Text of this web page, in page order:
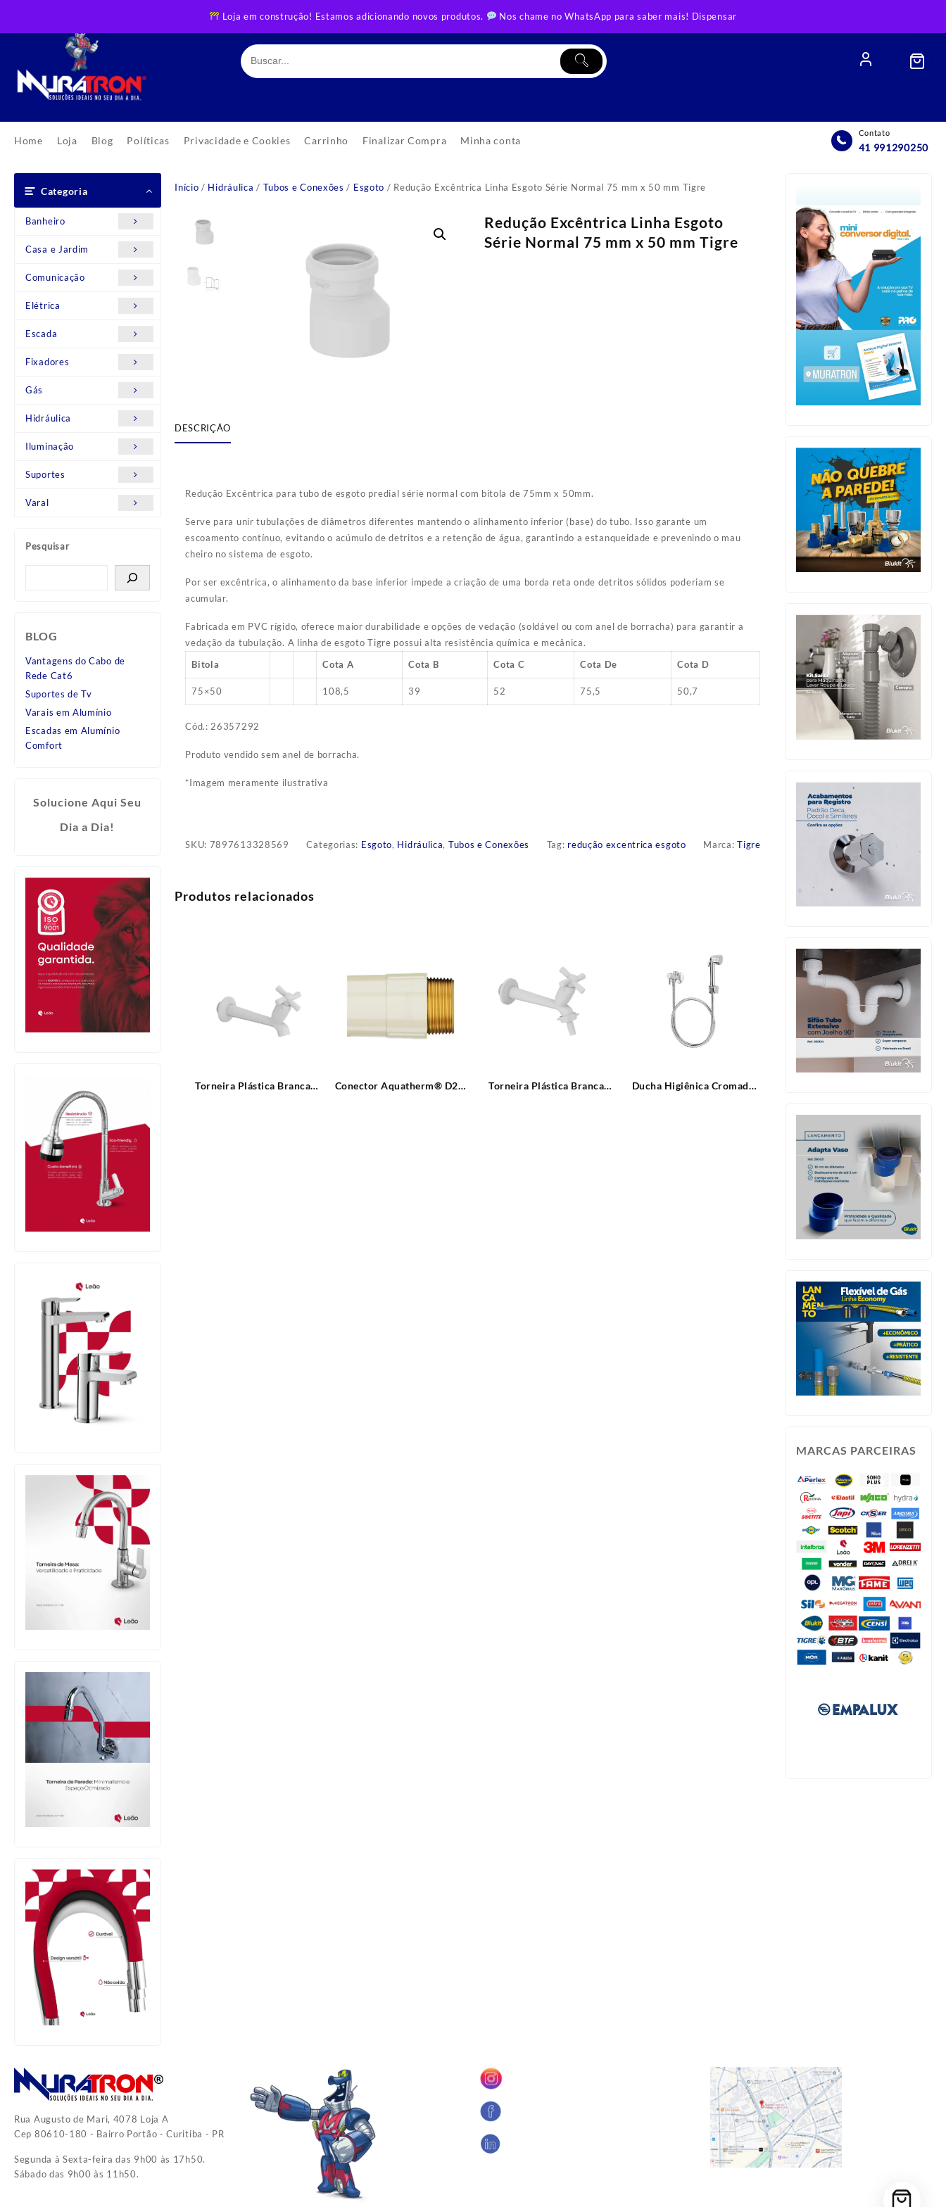
Loja em construção! Estamos adicionando novos produtos. Nos chame no WhatsApp para saber mais! Dispensar
content
Home Loja Blog Políticas Privacidade e Cookies Carrinho Finalizar Compra Minha conta
Contato
41 991290250
Categoria
Banheiro
Casa e Jardim
Comunicação
Elétrica
Escada
Fixadores
Gás
Hidráulica
Iluminação
Suportes
Varal
Pesquisar
BLOG
Vantagens do Cabo de
Rede Cat6
Suportes de Tv
Varais em Alumínio
Escadas em Alumínio
Comfort
Solucione Aqui Seu
Dia a Dia!
Início / Hidráulica / Tubos e Conexões / Esgoto / Redução Excêntrica Linha Esgoto Série Normal 75 mm x 50 mm Tigre
Redução Excêntrica Linha Esgoto
Série Normal 75 mm x 50 mm Tigre
DESCRIÇÃO
Redução Excêntrica para tubo de esgoto predial série normal com bitola de 75mm x 50mm.
Serve para unir tubulações de diâmetros diferentes mantendo o alinhamento inferior (base) do tubo. Isso garante um
escoamento contínuo, evitando o acúmulo de detritos e a retenção de água, garantindo a estanqueidade e prevenindo o mau
cheiro no sistema de esgoto.
Por ser excêntrica, o alinhamento da base inferior impede a criação de uma borda reta onde detritos sólidos poderiam se
acumular.
Fabricada em PVC rígido, oferece maior durabilidade e opções de vedação (soldável ou com anel de borracha) para garantir a
vedação da tubulação. A linha de esgoto Tigre possui alta resistência química e mecânica.
Bitola
Cota A Cota B Cota C Cota De Cota D
75×50 108,5 39 52 75,5 50,7
Cód.: 26357292
Produto vendido sem anel de borracha.
*Imagem meramente ilustrativa
SKU: 7897613328569 Categorias: Esgoto, Hidráulica, Tubos e Conexões Tag: redução excentrica esgoto Marca:Tigre
Produtos relacionados
Torneira Plástica Branca
Conector Aquatherm® D22
Torneira Plástica Branca
Ducha Higiênica Cromada
MARCAS PARCEIRAS
Rua Augusto de Mari, 4078 Loja A
Cep 80610-180 - Bairro Portão - Curitiba - PR
Segunda à Sexta-feira das 9h00 às 17h50.
Sábado das 9h00 às 11h50.